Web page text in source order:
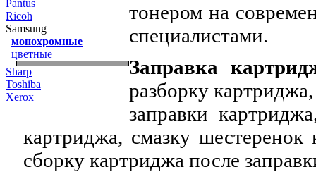
Pantus
Ricoh
Samsung
монохромные
цветные
Sharp
Toshiba
Xerox
тонером на
специалистами.
Заправка
разборку
заправки
картриджа, смазку шестеренок
сборку картриджа после